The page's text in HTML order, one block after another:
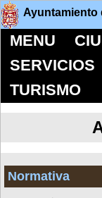
Ayuntamiento
MENU
SERVICIOS
TURISMO
Normativa